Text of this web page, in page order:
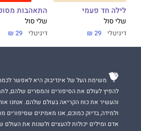
לילה חד פעמי
שלי סול
דיגיטלי 29 ₪
התאהבות
שלי סול
דיגיטלי 29 ₪
משימת העל של אינדיבוק היא לאפשר
להפיץ לעולם את הסיפורים והמסרים שלהם,
והעשיר את כוח הקריאה בעולם שלהם. אנחנו
ולמידה, בדיוק כמוכם, אנו מאמינים שסיפורים
אדם ומילים יכולות להעצים ולשנות את העולם